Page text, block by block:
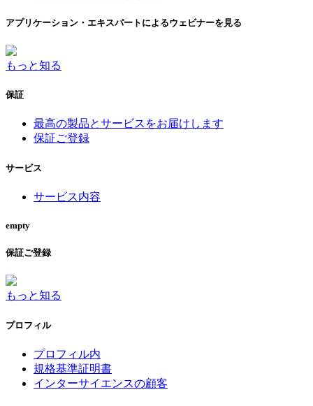
アプリケーション・エキスパートによるウェビナーを見る
もっと知る
保証
最高の製品とサービスをお届けします
保証ご登録
サービス
サービス内容
empty
保証ご登録
もっと知る
プロフィル
プロフィル内
規格基準証明書
インターサイエンスの顧客